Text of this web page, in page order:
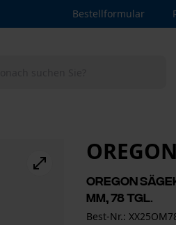
Bestellformular
OREGON
Oregon
mm, 78 Tgl.
Best-Nr.: